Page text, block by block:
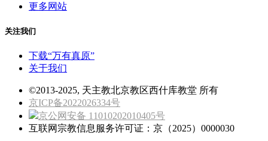
更多网站
关注我们
下载“万有真原”
关于我们
©2013-2025, 天主教北京教区西什库教堂 所有
京ICP备2022026334号
京公网安备 11010202010405号
互联网宗教信息服务许可证：京（2025）0000030